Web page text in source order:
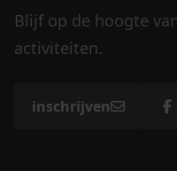
Blijf op de hoogte
activiteiten.
inschrijven